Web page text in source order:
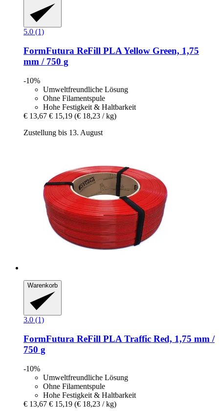
5.0 (1)
FormFutura ReFill PLA Yellow Green, 1,75
mm / 750 g
-10%
Umweltfreundliche Lösung
Ohne Filamentspule
Hohe Festigkeit & Haltbarkeit
€ 13,67 € 15,19 (€ 18,23 / kg)
Zustellung bis 13. August
Warenkorb
3.0 (1)
FormFutura ReFill PLA Traffic Red, 1,75 mm /
750 g
-10%
Umweltfreundliche Lösung
Ohne Filamentspule
Hohe Festigkeit & Haltbarkeit
€ 13,67 € 15,19 (€ 18,23 / kg)